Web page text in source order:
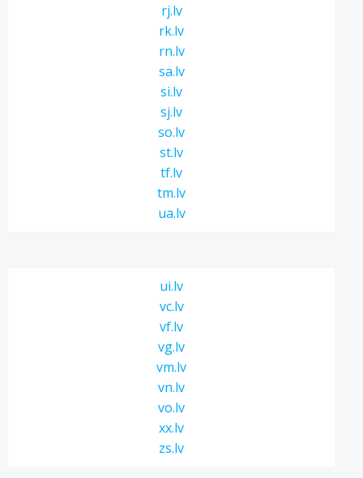
rj.lv
rk.lv
rn.lv
sa.lv
si.lv
sj.lv
so.lv
st.lv
tf.lv
tm.lv
ua.lv
ui.lv
vc.lv
vf.lv
vg.lv
vm.lv
vn.lv
vo.lv
xx.lv
zs.lv